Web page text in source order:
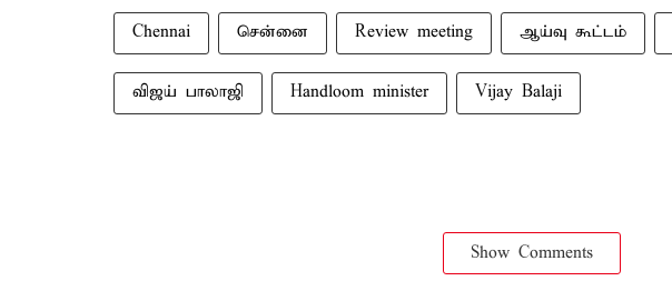
Chennai சென்னை Review meeting ஆய்வு கூட்டம்
விஜய் பாலாஜி Handloom minister Vijay Balaji
Show Comments